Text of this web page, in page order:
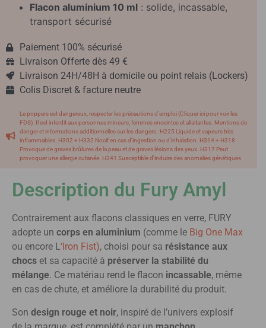
Flacon aluminium 10 ml : solide, incassable,
transport sécurisé
Paiement 100% sécurisé
Livraison Offerte dès 49 €
Livraison 24H/48H à domicile ou point relais (Lockers)
Colis Discret & facture neutre
Le poppers est dangereux, respecter les précautions d'emploi (Cliquer ici pour voir les
FDS). Il est interdit aux personnes mineurs, femmes enceintes et allaitantes. Mentions de
danger et informations additionnelles sur les dangers : H225 Liquide et vapeurs très
inflammables. H302 + H332 Nocif en cas d’ingestion ou d’inhalation. H314 + H318
Provoque de graves brûlures de la peau et de graves lésions des yeux. H317 Peut
provoquer une allergie cutanée. H341 Susceptible d'induire des anomalies génétiques
Description du Fury Amyl
Contrairement aux flacons classiques en verre, FURY
adopte un corps en aluminium (comme le Big One Max
ou encore L‘Iron Fist), choisi pour sa résistance aux
chocs et sa capacité à préserver la stabilité du
mélange. Ce matériau rend le flacon incassable, même
en cas de chute, et améliore la durabilité du produit.
Son design rouge et noir, inspiré de l’univers explosif